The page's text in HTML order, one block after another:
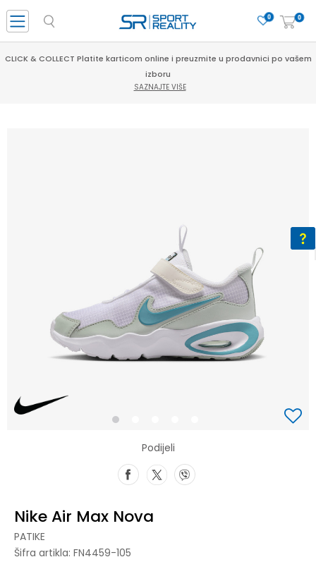
0
0
CLICK & COLLECT Platite karticom online i preuzmite u prodavnici po vašem
izboru
SAZNAJTE VIŠE
1
Podijeli
Nike Air Max Nova
PATIKE
Šifra artikla: FN4459-105